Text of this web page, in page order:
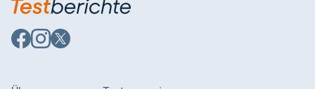
Auf
Facebook
Auf
Instagram
Auf
X